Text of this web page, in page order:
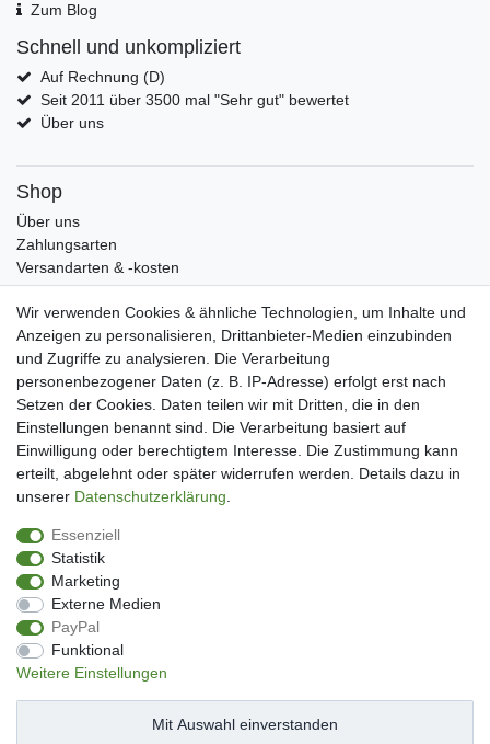
Zum Blog
Schnell und unkompliziert
Auf Rechnung (D)
Seit 2011 über 3500 mal "Sehr gut" bewertet
Über uns
Shop
Über uns
Zahlungsarten
Versandarten & -kosten
Widerrufsrecht
Warenkorb
Zur Kasse
Mein Konto
Kundenkonto eröffnen
Im Kundenkonto anmelden
Wunschliste
Service
Datenschutzerklärung
AGB
Impressum
Facebook
Newsletter An & Abmeldung
Impressum Daten­schutz­erklärung
Wir verwenden Cookies & ähnliche Technologien, um Inhalte und
Anzeigen zu personalisieren, Drittanbieter-Medien einzubinden
und Zugriffe zu analysieren. Die Verarbeitung
personenbezogener Daten (z. B. IP-Adresse) erfolgt erst nach
Setzen der Cookies. Daten teilen wir mit Dritten, die in den
Einstellungen benannt sind. Die Verarbeitung basiert auf
Einwilligung oder berechtigtem Interesse. Die Zustimmung kann
erteilt, abgelehnt oder später widerrufen werden. Details dazu in
unserer Daten­schutz­erklärung
Essenziell
Statistik
Marketing
Externe Medien
PayPal
Funktional
Weitere Einstellungen
Mit Auswahl einverstanden